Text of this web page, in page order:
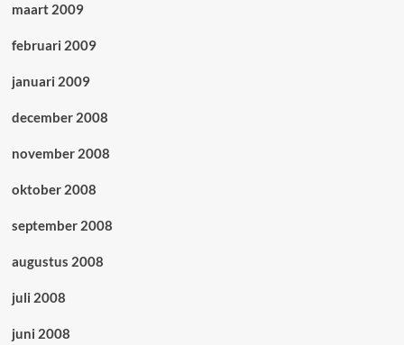
maart 2009
februari 2009
januari 2009
december 2008
november 2008
oktober 2008
september 2008
augustus 2008
juli 2008
juni 2008